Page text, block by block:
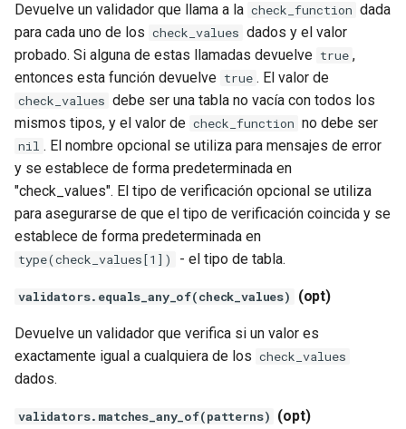
zstd
Devuelve un validador que llama a la check_function dada
para cada uno de los check_values dados y el valor
probado. Si alguna de estas llamadas devuelve true ,
entonces esta función devuelve true . El valor de
check_values debe ser una tabla no vacía con todos los
mismos tipos, y el valor de check_function no debe ser
nil . El nombre opcional se utiliza para mensajes de error
y se establece de forma predeterminada en
"check_values". El tipo de verificación opcional se utiliza
para asegurarse de que el tipo de verificación coincida y se
establece de forma predeterminada en
type(check_values[1]) - el tipo de tabla.
validators.equals_any_of(check_values) (opt)
Devuelve un validador que verifica si un valor es
exactamente igual a cualquiera de los check_values
dados.
validators.matches_any_of(patterns) (opt)